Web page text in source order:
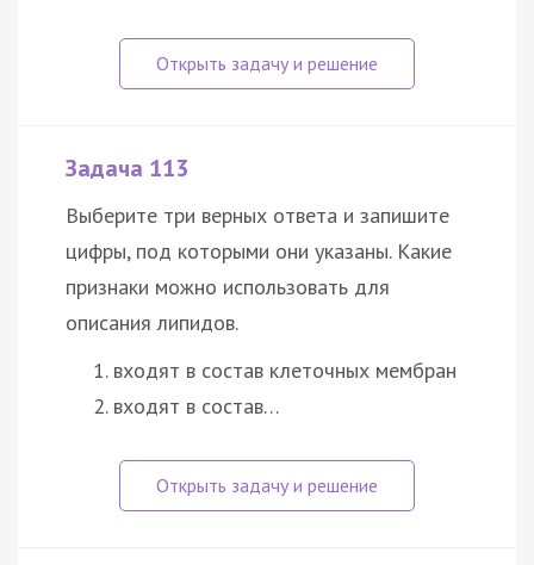
Задача 113
Выберите три верных ответа и запишите
цифры, под которыми они указаны. Какие
признаки можно использовать для
описания липидов.
входят в состав клеточных мембран
входят в состав…